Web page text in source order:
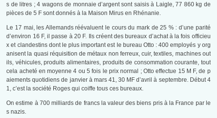
s de litres ; 4 wagons de monnaie d’argent sont saisis à Laigle, 77 860 kg de
pièces de 5 F sont donnés à la Maison Mirus en Rhénanie.
Le 17 mai, les Allemands réévaluent le cours du mark de 25 % : d’une parité
d’environ 16 F, il passe à 20 F. Ils créent des bureaux d’achat à la fois officieu
x et clandestins dont le plus important est le bureau Otto : 400 employés y org
anisent la quasi réquisition de métaux non ferreux, cuir, textiles, machines out
ils, véhicules, produits alimentaires, produits de consommation courante, tout
cela acheté en moyenne 4 ou 5 fois le prix normal ; Otto effectue 15 M F, de p
aiements quotidiens de janvier à mars 41, 30 MF d’avril à septembre. Début 4
1, c’est la société Roges qui coiffe tous ces bureaux.
On estime à 700 milliards de francs la valeur des biens pris à la France par le
s nazis.